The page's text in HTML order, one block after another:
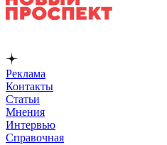
Реклама
Контакты
Статьи
Мнения
Интервью
Справочная